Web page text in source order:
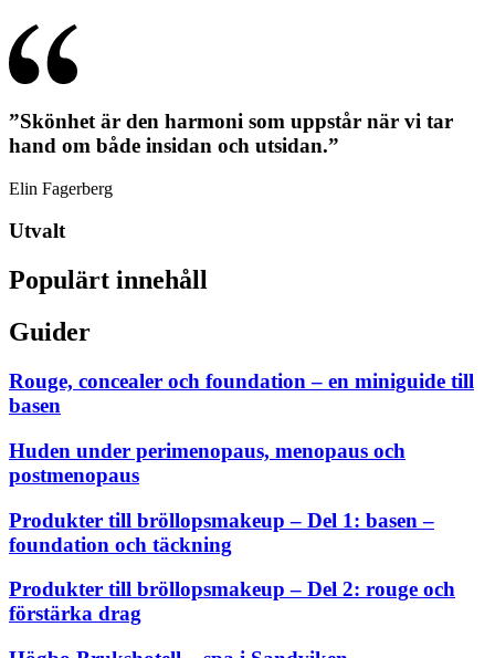
”Skönhet är den harmoni som uppstår när vi tar
hand om både insidan och utsidan.”
Elin Fagerberg
Utvalt
Populärt innehåll
Guider
Rouge, concealer och foundation – en miniguide till
basen
Huden under perimenopaus, menopaus och
postmenopaus
Produkter till bröllopsmakeup – Del 1: basen –
foundation och täckning
Produkter till bröllopsmakeup – Del 2: rouge och
förstärka drag